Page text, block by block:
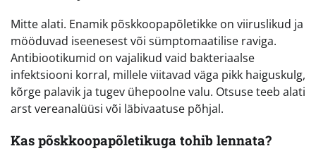
Mitte alati. Enamik põskkoopapõletikke on viiruslikud ja
mööduvad iseenesest või sümptomaatilise raviga.
Antibiootikumid on vajalikud vaid bakteriaalse
infektsiooni korral, millele viitavad väga pikk haiguskulg,
kõrge palavik ja tugev ühepoolne valu. Otsuse teeb alati
arst vereanalüüsi või läbivaatuse põhjal.
Kas põskkoopapõletikuga tohib lennata?